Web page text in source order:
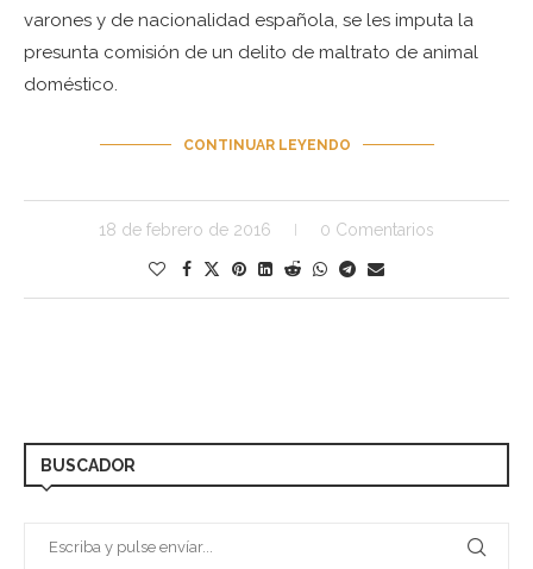
varones y de nacionalidad española, se les imputa la
presunta comisión de un delito de maltrato de animal
doméstico.
CONTINUAR LEYENDO
18 de febrero de 2016 0 Comentarios
BUSCADOR